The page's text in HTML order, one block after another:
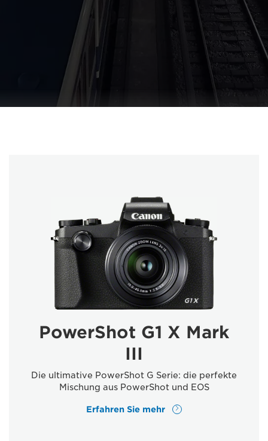
PowerShot G1 X Mark
III
Die ultimative PowerShot G Serie: die perfekte
Mischung aus PowerShot und EOS
Erfahren Sie mehr